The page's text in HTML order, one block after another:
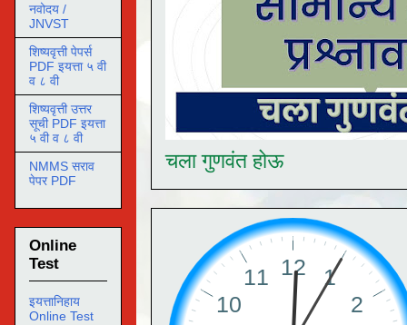
चला गुणवंत होऊ
नवोदय /
JNVST
शिष्यवृत्ती पेपर्स
PDF इयत्ता ५ वी
व ८ वी
शिष्यवृत्ती उत्तर
सूची PDF इयत्ता
५ वी व ८ वी
NMMS सराव
पेपर PDF
Online
Test
इयत्तानिहाय
Online Test